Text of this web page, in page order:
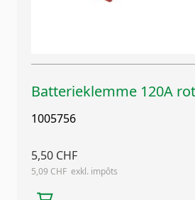
Batterieklemme 120A
1005756
5,50 CHF
5,09 CHF